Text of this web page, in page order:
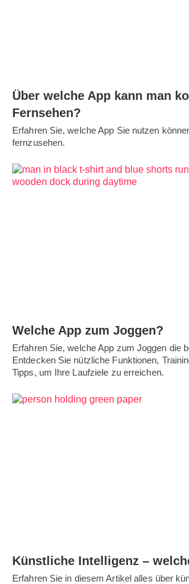
Über welche App kann man
Fernsehen?
Erfahren Sie, welche App Sie nutzen
fernzusehen.
Welche App zum Joggen?
Erfahren Sie, welche App zum Joggen die
Entdecken Sie nützliche Funktionen,
Tipps, um Ihre Laufziele zu erreichen.
Künstliche Intelligenz –
Erfahren Sie in diesem Artikel alles über